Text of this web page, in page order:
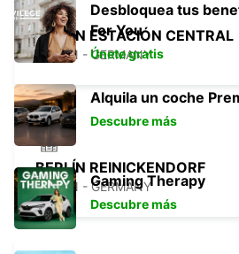
BERLÍN ESTACIÓN CENTRAL
BERLIN - GERMANY
BERLÍN REINICKENDORF
BERLIN - GERMANY
Desbloquea tus
For You
Únete gratis
Alquila un coche
Descubre más
Gaming Therapy
Descubre más